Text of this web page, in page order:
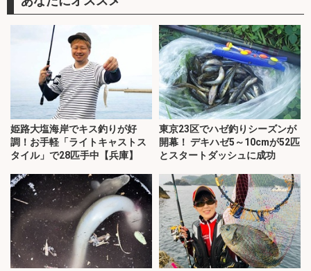
姫路大塩海岸でキス釣りが好
調！お手軽「ライトキャストス
タイル」で28匹手中【兵庫】
東京23区でハゼ釣りシーズンが
開幕！ デキハゼ5～10cmが52匹
とスタートダッシュに成功